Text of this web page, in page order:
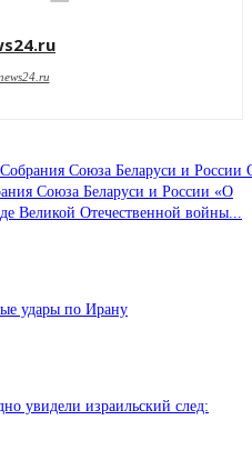
Союза Беларуси и России
Союза Беларуси и России «О
Великой Отечественной войны...
удары по Ирану
увидели израильский след: